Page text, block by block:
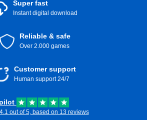
Super fast
Instant digital download
Reliable & safe
Over 2.000 games
Customer support
Human support 24/7
out of 5, based on 13 reviews